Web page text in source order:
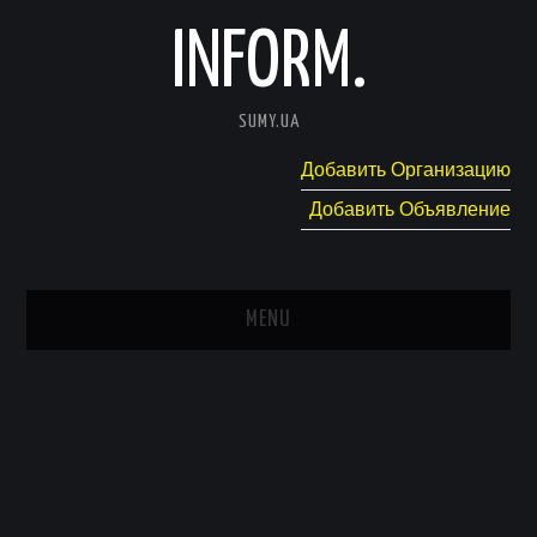
INFORM.
SUMY.UA
Добавить Организацию
Добавить Объявление
MENU